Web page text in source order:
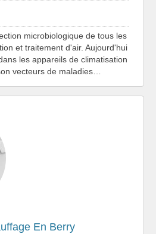
microbiologique de tous les
et traitement d'air. Aujourd'hui
les appareils de climatisation
vecteurs de maladies…
En Berry